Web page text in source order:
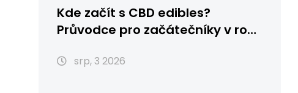
Kde začít s CBD edibles?
Průvodce pro začátečníky v roce
srp, 3 2026